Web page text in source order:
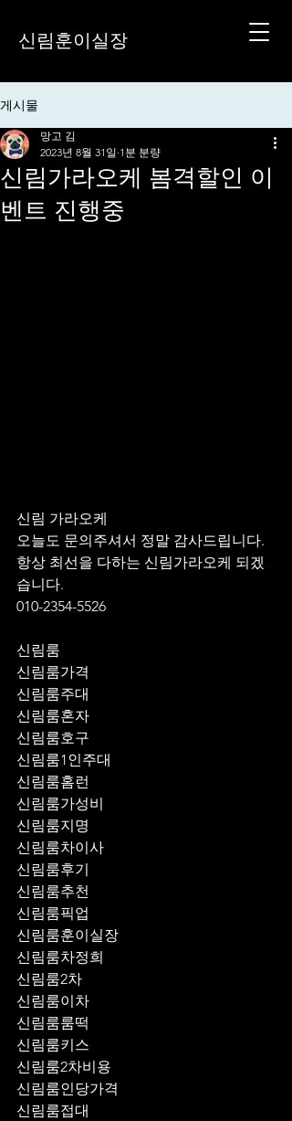
신림훈이실장
게시물
신림가라오케 봄격할인 이
벤트 진행중
망고 김
2023년 8월 31일 1분 분량
신림 가라오케
오늘도 문의주셔서 정말 감사드립니다.
항상 최선을 다하는 신림가라오케 되겠
습니다.
010-2354-5526
신림룸
신림룸가격
신림룸주대
신림룸혼자
신림룸호구
신림룸1인주대
신림룸홈런
신림룸가성비
신림룸지명
신림룸차이사
신림룸후기
신림룸추천
신림룸훈이실장
신림룸차정희
신림룸2차
신림룸이차
신림룸룸떡
신림룸키스
신림룸2차비용
신림룸인당가격
신림룸접대